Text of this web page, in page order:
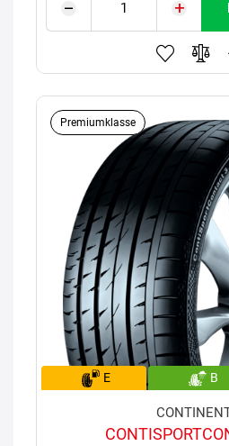
Premiumklasse
E B